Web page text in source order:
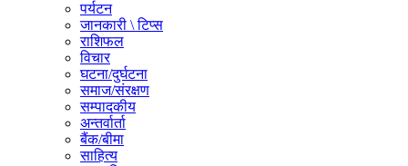
पर्यटन
जानकारी \ टिप्स
राशिफल
विचार
घटना/दुर्घटना
समाज/संरक्षण
सम्पादकीय
अन्तर्वार्ता
बैंक/बीमा
साहित्य